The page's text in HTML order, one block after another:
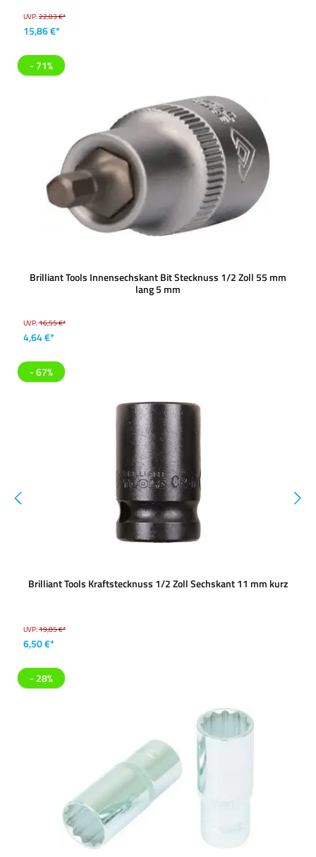
UVP:22,03 €*
15,86 €*
- 71%
Brilliant Tools Innensechskant Bit Stecknuss 1/2 Zoll 55 mm
lang 5 mm
UVP:16,55 €*
4,64 €*
- 67%
Brilliant Tools Kraftstecknuss 1/2 Zoll Sechskant 11 mm kurz
UVP:19,85 €*
6,50 €*
- 28%